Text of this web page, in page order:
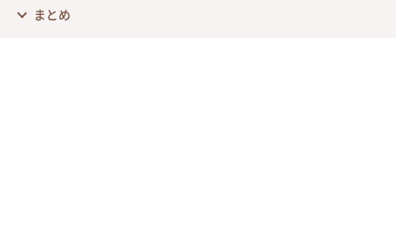
まとめ